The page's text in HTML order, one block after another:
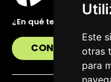
Este
otras
para
¿En qué te podemos
CONTÁCTANOS